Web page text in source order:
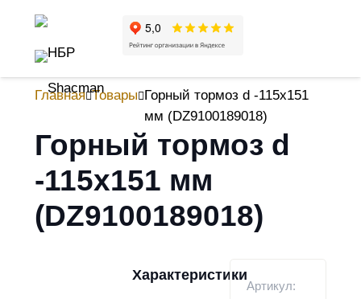
Главная Товары Горный тормоз d -115x151
мм (DZ9100189018)
Горный тормоз d
-115x151 мм
(DZ9100189018)
Характеристики
Артикул: